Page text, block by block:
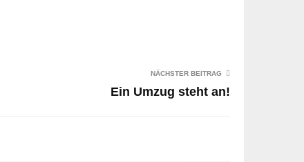
NÄCHSTER BEITRAG
Ein Umzug steht an!